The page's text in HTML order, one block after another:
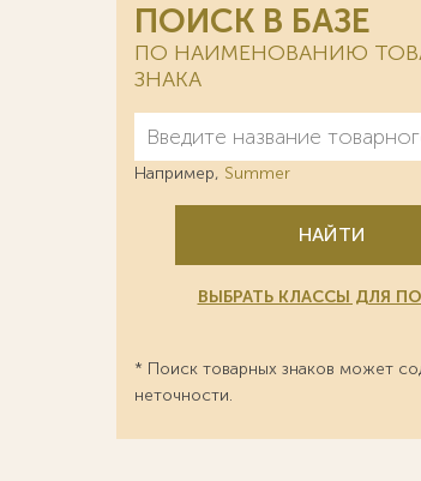
ПОИСК В БАЗЕ
ПО НАИМЕНОВАНИЮ
ЗНАКА
Например, Summer
НАЙТИ
ВЫБРАТЬ КЛАССЫ ДЛЯ
* Поиск товарных знаков может
неточности.